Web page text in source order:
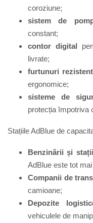
coroziune;
sistem de
constant;
contor digital
livrate;
furtunuri
ergonomice;
sisteme de
protecția împotriva
Stațiile AdBlue de
Benzinării și
AdBlue este tot
Companii de
camioane;
Depozite
vehiculele de